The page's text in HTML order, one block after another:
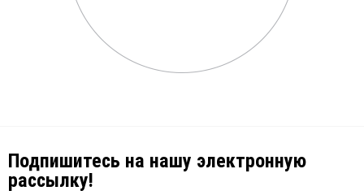
Подпишитесь на нашу электронную
рассылку!